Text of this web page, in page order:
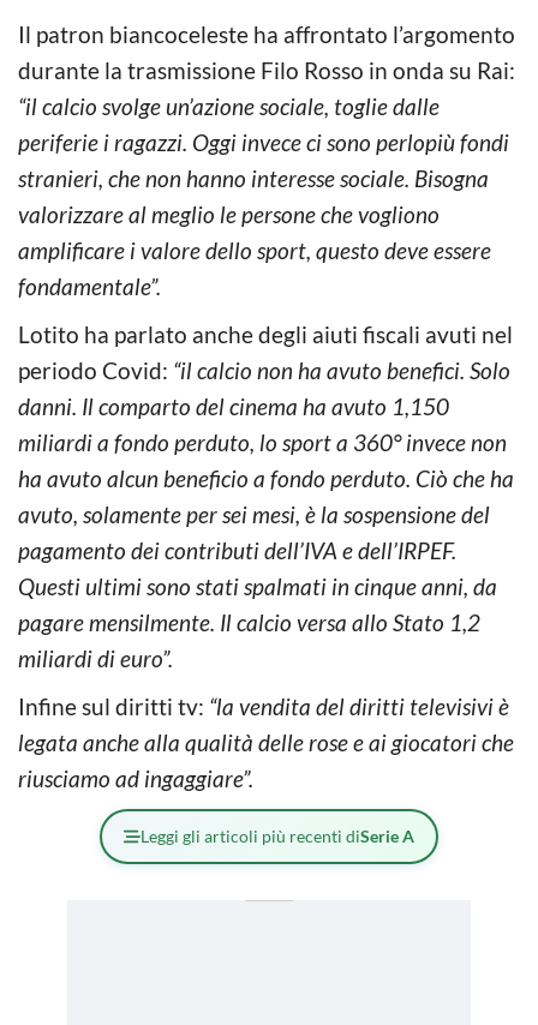
Il patron biancoceleste ha affrontato l’argomento
durante la trasmissione Filo Rosso in onda su Rai:
“il calcio svolge un’azione sociale, toglie dalle
periferie i ragazzi. Oggi invece ci sono perlopiù fondi
stranieri, che non hanno interesse sociale. Bisogna
valorizzare al meglio le persone che vogliono
amplificare i valore dello sport, questo deve essere
fondamentale”.
Lotito ha parlato anche degli aiuti fiscali avuti nel
periodo Covid: “il calcio non ha avuto benefici. Solo
danni. Il comparto del cinema ha avuto 1,150
miliardi a fondo perduto, lo sport a 360° invece non
ha avuto alcun beneficio a fondo perduto. Ciò che ha
avuto, solamente per sei mesi, è la sospensione del
pagamento dei contributi dell’IVA e dell’IRPEF.
Questi ultimi sono stati spalmati in cinque anni, da
pagare mensilmente. Il calcio versa allo Stato 1,2
miliardi di euro”.
Infine sul diritti tv: “la vendita del diritti televisivi è
legata anche alla qualità delle rose e ai giocatori che
riusciamo ad ingaggiare”.
Leggi gli articoli più recenti diSerie A